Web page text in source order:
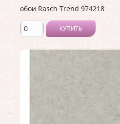
обои Rasch Trend 974218
КУПИТЬ
Производитель:Rasch
Коллекция:Trend
Длина рулона:
Ширина рулона:
Материал покрытия:
Германия
Материал основы:
Флизелин